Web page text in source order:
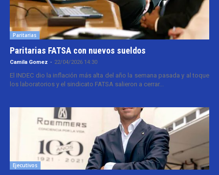
Paritarias
Paritarias FATSA con nuevos sueldos
Camila Gomez - 22/04/2026 14:30
El INDEC dio la inflación más alta del año la semana pasada y al toque
los laboratorios y el sindicato FATSA salieron a cerrar...
Ejecutivos